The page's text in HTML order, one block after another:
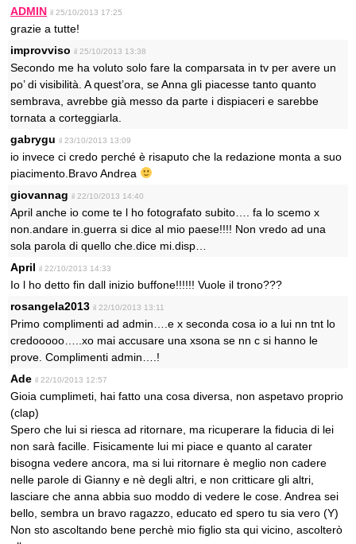
ADMIN il 25/10/2013 17:25
grazie a tutte!
improvviso il 25/10/2013 13:38
Secondo me ha voluto solo fare la comparsata in tv per avere un
po’ di visibilità. A quest’ora, se Anna gli piacesse tanto quanto
sembrava, avrebbe già messo da parte i dispiaceri e sarebbe
tornata a corteggiarla.
gabrygu il 23/10/2013 13:09
io invece ci credo perché è risaputo che la redazione monta a suo
piacimento.Bravo Andrea
giovannag il 22/10/2013 14:40
April anche io come te l ho fotografato subito…. fa lo scemo x
non.andare in.guerra si dice al mio paese!!!! Non vredo ad una
sola parola di quello che.dice mi.disp…
April il 22/10/2013 14:33
Io l ho detto fin dall inizio buffone!!!!!! Vuole il trono???
rosangela2013 il 22/10/2013 13:11
Primo complimenti ad admin….e x seconda cosa io a lui nn tnt lo
credooooo…..xo mai accusare una xsona se nn c si hanno le
prove. Complimenti admin….!
Ade il 22/10/2013 12:57
Gioia cumplimeti, hai fatto una cosa diversa, non aspetavo proprio
(clap)
Spero che lui si riesca ad ritornare, ma ricuperare la fiducia di lei
non sarà facille. Fisicamente lui mi piace e quanto al carater
bisogna vedere ancora, ma si lui ritornare è meglio non cadere
nelle parole di Gianny e nè degli altri, e non critticare gli altri,
lasciare che anna abbia suo moddo di vedere le cose. Andrea sei
bello, sembra un bravo ragazzo, educato ed spero tu sia vero (Y)
Non sto ascoltando bene perchè mio figlio sta qui vicino, ascolterò